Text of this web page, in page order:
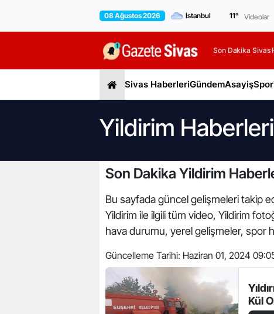
08 Ağustos 2026 11° Videolar
Son Dakika Sivas
Sivas HaberleriGündemAsayişSpor
Yildirim Haberleri
Son Dakika Yildirim
Bu sayfada güncel gelişmeleri takip
Yildirim ile ilgili tüm video, Yildirim
hava durumu, yerel gelişmeler, spor
Güncelleme Tarihi: Haziran 01, 2024
Kül